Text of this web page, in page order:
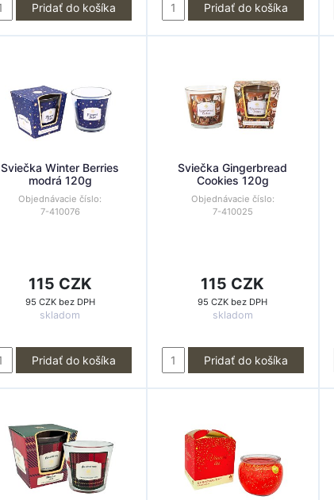
Pridať do košíka Pridať do košíka
Sviečka Winter Berries
modrá 120g
Objednávacie číslo:
7-410076
115 CZK
95 CZK bez DPH
skladom
Pridať do košíka
Sviečka Gingerbread
Cookies 120g
Objednávacie číslo:
7-410025
115 CZK
95 CZK bez DPH
skladom
Pridať do košíka